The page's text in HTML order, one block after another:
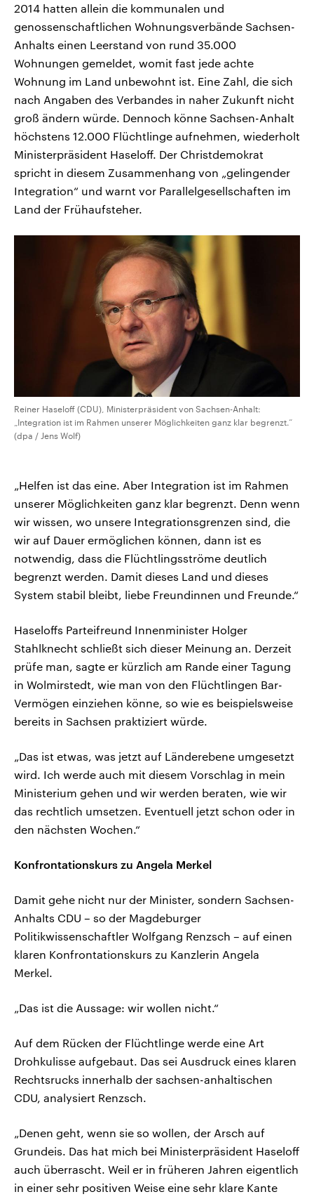
2014 hatten allein die kommunalen und
genossenschaftlichen Wohnungsverbände Sachsen-
Anhalts einen Leerstand von rund 35.000
Wohnungen gemeldet, womit fast jede achte
Wohnung im Land unbewohnt ist. Eine Zahl, die sich
nach Angaben des Verbandes in naher Zukunft nicht
groß ändern würde. Dennoch könne Sachsen-Anhalt
höchstens 12.000 Flüchtlinge aufnehmen, wiederholt
Ministerpräsident Haseloff. Der Christdemokrat
spricht in diesem Zusammenhang von „gelingender
Integration“ und warnt vor Parallelgesellschaften im
Land der Frühaufsteher.
Reiner Haseloff (CDU), Ministerpräsident von Sachsen-Anhalt:
„Integration ist im Rahmen unserer Möglichkeiten ganz klar begrenzt.“
(dpa / Jens Wolf)
„Helfen ist das eine. Aber Integration ist im Rahmen
unserer Möglichkeiten ganz klar begrenzt. Denn wenn
wir wissen, wo unsere Integrationsgrenzen sind, die
wir auf Dauer ermöglichen können, dann ist es
notwendig, dass die Flüchtlingsströme deutlich
begrenzt werden. Damit dieses Land und dieses
System stabil bleibt, liebe Freundinnen und Freunde.“
Haseloffs Parteifreund Innenminister Holger
Stahlknecht schließt sich dieser Meinung an. Derzeit
prüfe man, sagte er kürzlich am Rande einer Tagung
in Wolmirstedt, wie man von den Flüchtlingen Bar-
Vermögen einziehen könne, so wie es beispielsweise
bereits in Sachsen praktiziert würde.
„Das ist etwas, was jetzt auf Länderebene umgesetzt
wird. Ich werde auch mit diesem Vorschlag in mein
Ministerium gehen und wir werden beraten, wie wir
das rechtlich umsetzen. Eventuell jetzt schon oder in
den nächsten Wochen.“
Konfrontationskurs zu Angela Merkel
Damit gehe nicht nur der Minister, sondern Sachsen-
Anhalts CDU – so der Magdeburger
Politikwissenschaftler Wolfgang Renzsch – auf einen
klaren Konfrontationskurs zu Kanzlerin Angela
Merkel.
„Das ist die Aussage: wir wollen nicht.“
Auf dem Rücken der Flüchtlinge werde eine Art
Drohkulisse aufgebaut. Das sei Ausdruck eines klaren
Rechtsrucks innerhalb der sachsen-anhaltischen
CDU, analysiert Renzsch.
„Denen geht, wenn sie so wollen, der Arsch auf
Grundeis. Das hat mich bei Ministerpräsident Haseloff
auch überrascht. Weil er in früheren Jahren eigentlich
in einer sehr positiven Weise eine sehr klare Kante